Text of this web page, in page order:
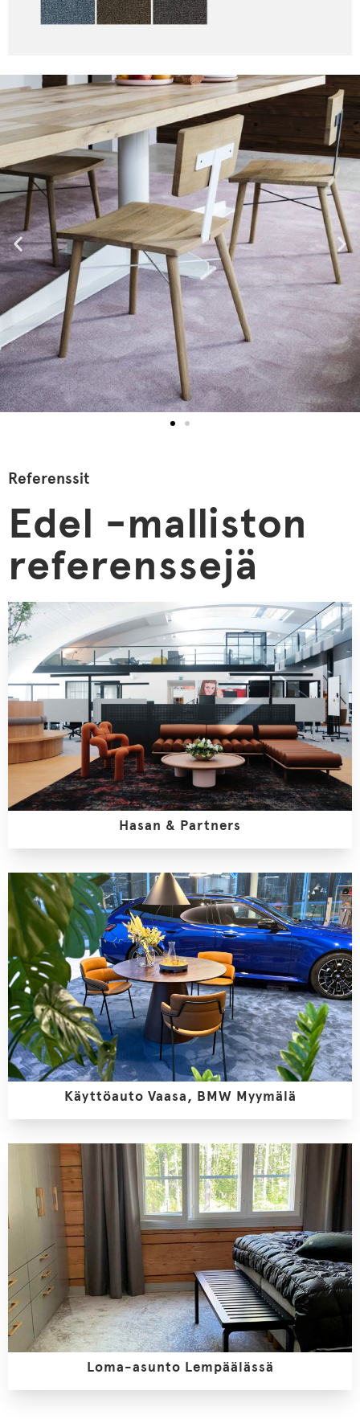
Referenssit
Edel -malliston
referenssejä
Hasan & Partners
Käyttöauto Vaasa, BMW Myymälä
Loma-asunto Lempäälässä